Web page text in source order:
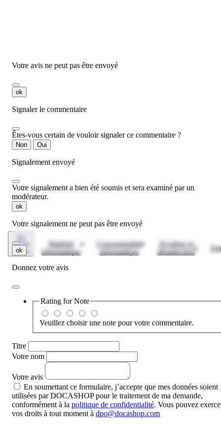
Menu
Matériel
informatique
Consommable
informatique
Hygiène et
désinfection
Votre avis ne peut pas être envoyé
ok
Signaler le commentaire
Êtes-vous certain de vouloir signaler ce commentaire ?
Non Oui
Signalement envoyé
Votre signalement a bien été soumis et sera examiné par un
modérateur.
ok
Votre signalement ne peut pas être envoyé
ok
Donnez votre avis
Rating forNote
Veuillez choisir une note pour votre commentaire.
Titre
Votre nom
Votre avis
En soumettant ce formulaire, j’accepte que mes données soient
utilisées par DOCASHOP pour le traitement de ma demande,
conformément à la politique de confidentialité. Vous pouvez
vos droits à tout moment à dpo@docashop.com